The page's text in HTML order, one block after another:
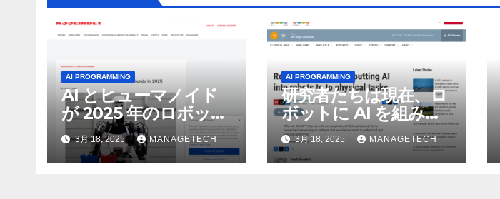
AI PROGRAMMING
AI とヒューマノイド
が 2025 年のロボット
のトップトレンドに |
ASSEMBLY
3月 18, 2025 MANAGETECH
AI PROGRAMMING
研究者たちは現在、ロ
ボットに AI を組み込
んで物理的な作業を実
行させている | ノーザ
ン パブリック ラジオ:
3月 18, 2025 MANAGETECH